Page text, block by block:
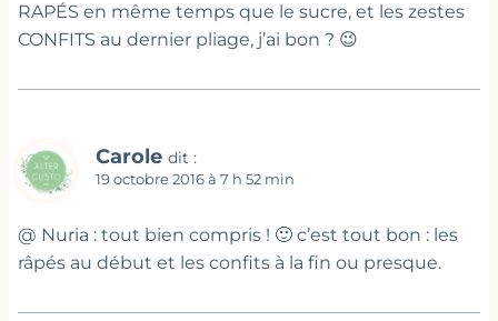
RAPÉS en même temps que le sucre, et les zestes
CONFITS au dernier pliage, j’ai bon ? 😉
Carole dit :
19 octobre 2016 à 7 h 52 min
@ Nuria : tout bien compris ! 🙂 c’est tout bon : les
râpés au début et les confits à la fin ou presque.